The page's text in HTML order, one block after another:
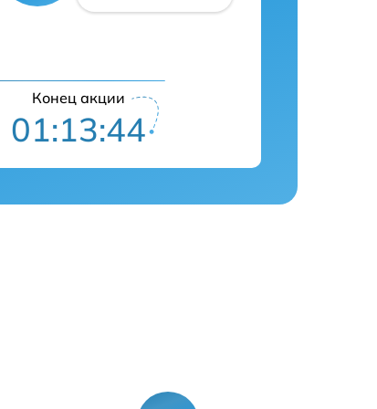
Конец акции
01:13:43